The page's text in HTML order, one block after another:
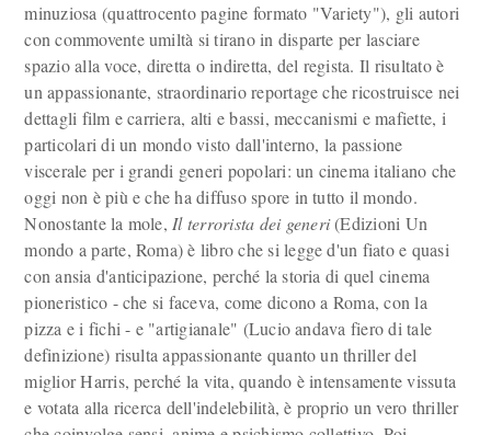
minuziosa (quattrocento pagine formato "Variety"), gli autori
con commovente umiltà si tirano in disparte per lasciare
spazio alla voce, diretta o indiretta, del regista. Il risultato è
un appassionante, straordinario reportage che ricostruisce nei
dettagli film e carriera, alti e bassi, meccanismi e mafiette, i
particolari di un mondo visto dall'interno, la passione
viscerale per i grandi generi popolari: un cinema italiano che
oggi non è più e che ha diffuso spore in tutto il mondo.
Nonostante la mole, Il terrorista dei generi(Edizioni Un
mondo a parte, Roma) è libro che si legge d'un fiato e quasi
con ansia d'anticipazione, perché la storia di quel cinema
pioneristico - che si faceva, come dicono a Roma, con la
pizza e i fichi - e "artigianale" (Lucio andava fiero di tale
definizione) risulta appassionante quanto un thriller del
miglior Harris, perché la vita, quando è intensamente vissuta
e votata alla ricerca dell'indelebilità, è proprio un vero thriller